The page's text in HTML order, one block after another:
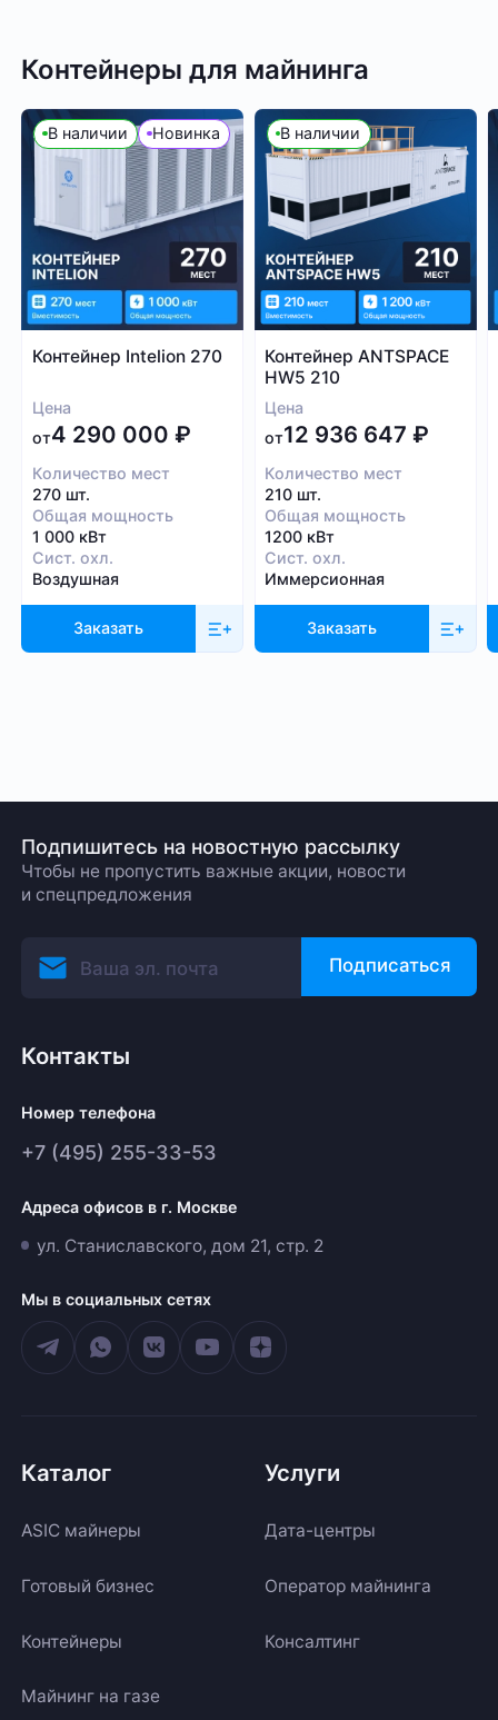
Контейнеры для майнинга
В наличии Новинка
Контейнер Intelion 270
Цена
от4 290 000 ₽
Количество мест
270 шт.
Общая мощность
1 000 кВт
Сист. охл.
Воздушная
Заказать
В наличии
Контейнер ANTSPACE
HW5 210
Цена
от12 936 647₽
Количество мест
210 шт.
Общая мощность
1200 кВт
Сист. охл.
Иммерсионная
Заказать
Подпишитесь на новостную рассылку
Чтобы не пропустить важные акции, новости
и спецпредложения
Подписаться
Контакты
Номер телефона
+7 (495) 255-33-53
Адреса офисов в г. Москве
ул. Станиславского, дом 21, стр. 2
Мы в социальных сетях
Каталог
ASIC майнеры
Готовый бизнес
Контейнеры
Майнинг на газе
Услуги
Дата-центры
Оператор майнинга
Консалтинг